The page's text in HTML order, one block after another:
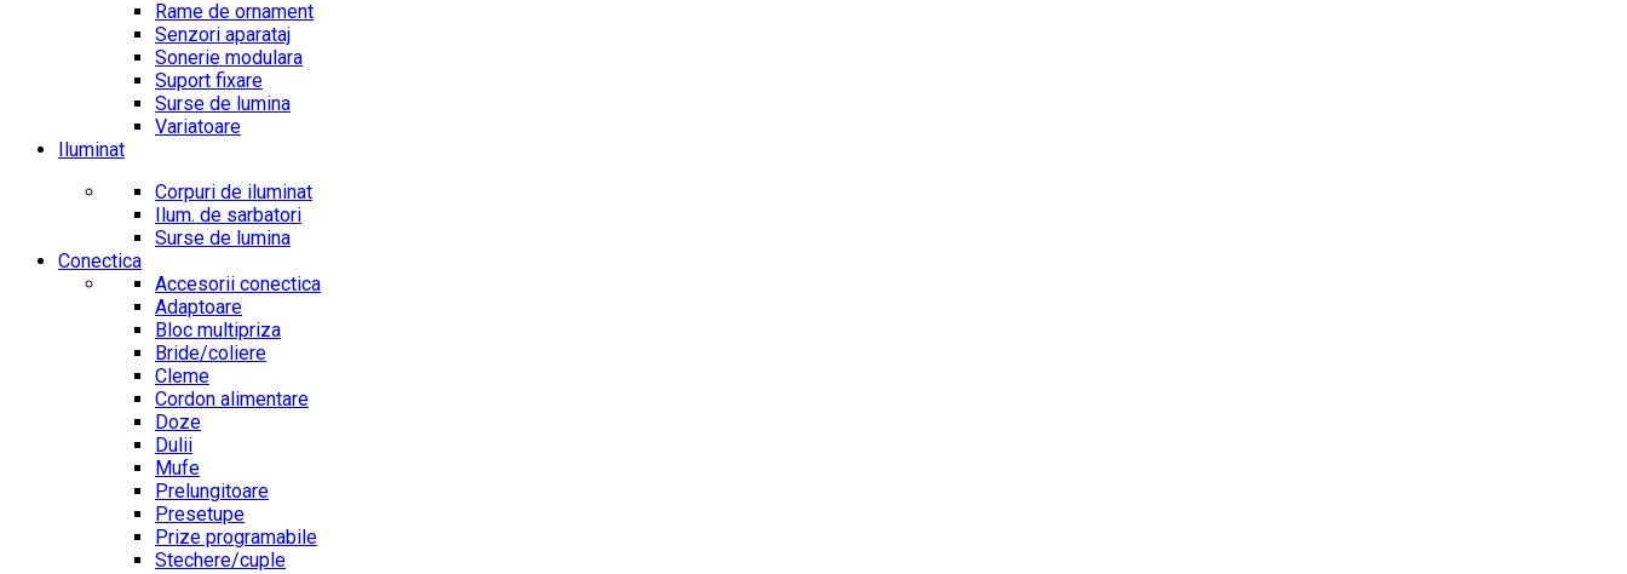
Rame de ornament
Senzori aparataj
Sonerie modulara
Suport fixare
Surse de lumina
Variatoare
Iluminat
Corpuri de iluminat
Ilum. de sarbatori
Surse de lumina
Conectica
Accesorii conectica
Adaptoare
Bloc multipriza
Bride/coliere
Cleme
Cordon alimentare
Doze
Dulii
Mufe
Prelungitoare
Presetupe
Prize programabile
Stechere/cuple